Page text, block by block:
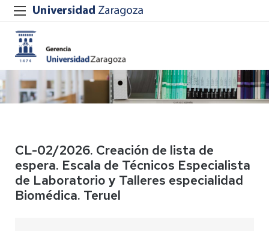
CL-02/2026. Creación de lista de
espera. Escala de Técnicos Especialista
de Laboratorio y Talleres especialidad
Biomédica. Teruel